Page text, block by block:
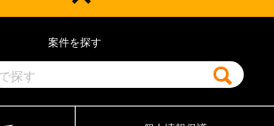
案件を探す